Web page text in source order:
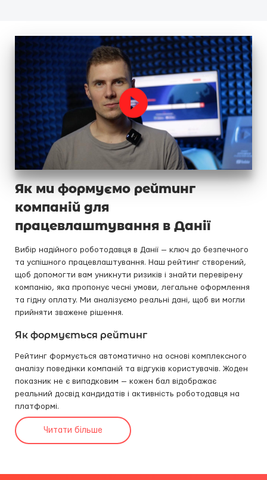
Як ми формуємо рейтинг
компаній для
працевлаштування в Данії
Вибір надійного роботодавця в Данії — ключ до безпечного
та успішного працевлаштування. Наш рейтинг створений,
щоб допомогти вам уникнути ризиків і знайти перевірену
компанію, яка пропонує чесні умови, легальне оформлення
та гідну оплату. Ми аналізуємо реальні дані, щоб ви могли
прийняти зважене рішення.
Як формується рейтинг
Рейтинг формується автоматично на основі комплексного
аналізу поведінки компаній та відгуків користувачів. Жоден
показник не є випадковим — кожен бал відображає
реальний досвід кандидатів і активність роботодавця на
платформі.
Читати більше